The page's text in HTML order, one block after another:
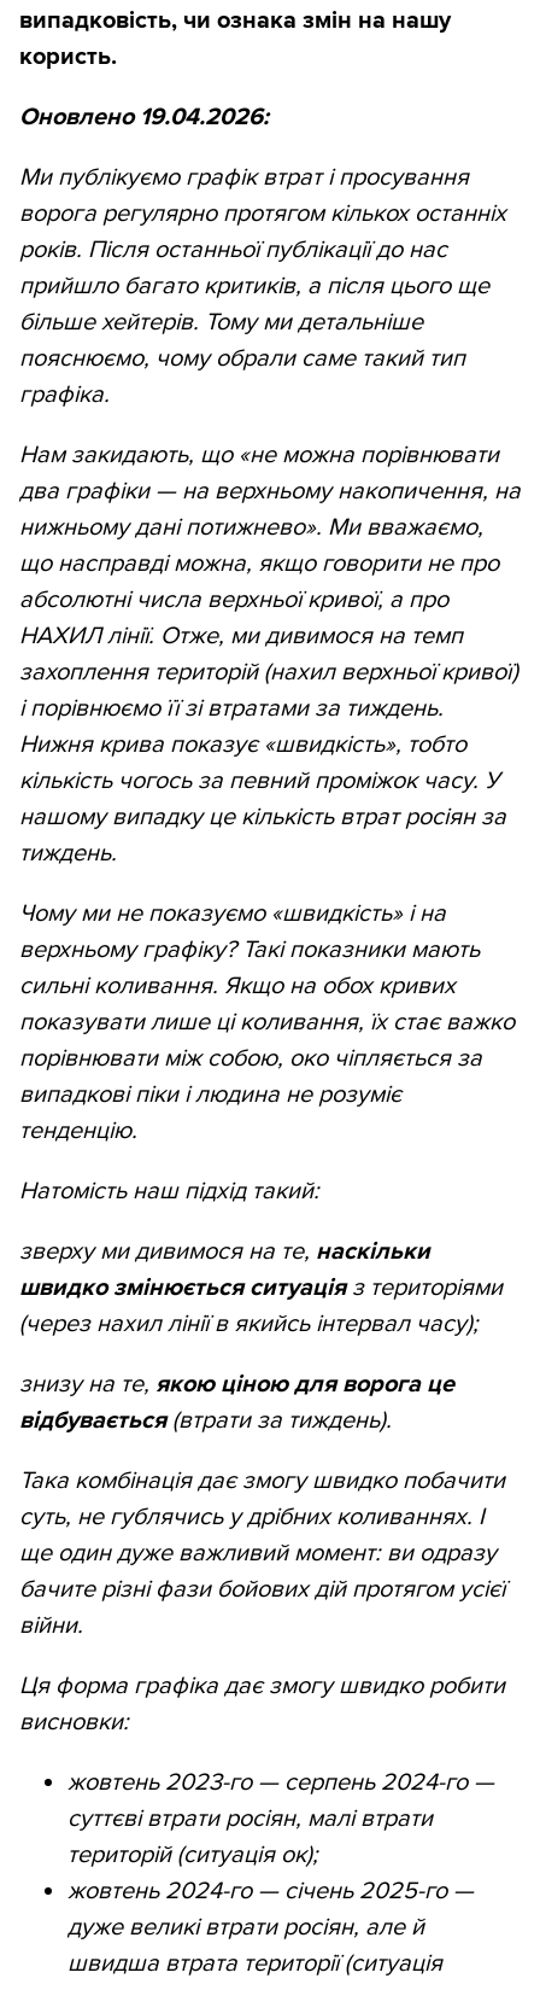
випадковість, чи ознака змін на нашу
користь.
Оновлено 19.04.2026:
Ми публікуємо графік втрат і просування
ворога регулярно протягом кількох останніх
років. Після останньої публікації до нас
прийшло багато критиків, а після цього ще
більше хейтерів. Тому ми детальніше
пояснюємо, чому обрали саме такий тип
графіка.
Нам закидають, що «не можна порівнювати
два графіки — на верхньому накопичення, на
нижньому дані потижнево». Ми вважаємо,
що насправді можна, якщо говорити не про
абсолютні числа верхньої кривої, а про
НАХИЛ лінії. Отже, ми дивимося на темп
захоплення територій (нахил верхньої кривої)
і порівнюємо її зі втратами за тиждень.
Нижня крива показує «швидкість», тобто
кількість чогось за певний проміжок часу. У
нашому випадку це кількість втрат росіян за
тиждень.
Чому ми не показуємо «швидкість» і на
верхньому графіку? Такі показники мають
сильні коливання. Якщо на обох кривих
показувати лише ці коливання, їх стає важко
порівнювати між собою, око чіпляється за
випадкові піки і людина не розуміє
тенденцію.
Натомість наш підхід такий:
зверху ми дивимося на те, наскільки
швидко змінюється ситуаціяз територіями
(через нахил лінії в якийсь інтервал часу);
знизу на те, якою ціною для ворога це
відбувається(втрати за тиждень).
Така комбінація дає змогу швидко побачити
суть, не гублячись у дрібних коливаннях. І
ще один дуже важливий момент: ви одразу
бачите різні фази бойових дій протягом усієї
війни.
Ця форма графіка дає змогу швидко робити
висновки:
жовтень 2023-го — серпень 2024-го —
суттєві втрати росіян, малі втрати
територій (ситуація ок);
жовтень 2024-го — січень 2025-го —
дуже великі втрати росіян, але й
швидша втрата території (ситуація